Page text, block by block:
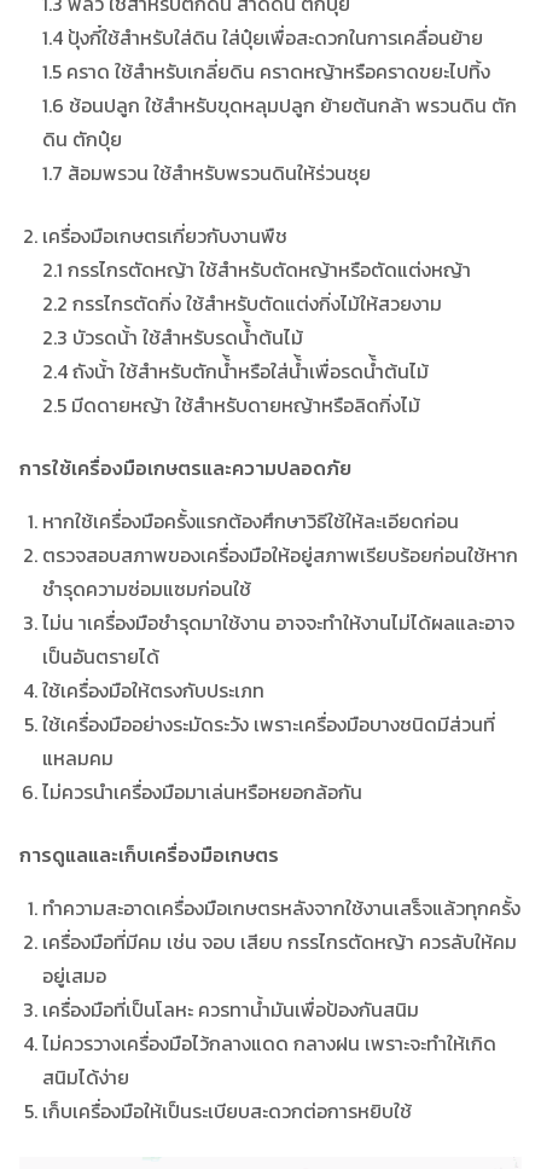
1.4 ปุ้งกี๋ใช้สำหรับใส่ดิน ใส่ปุ๋ยเพื่อสะดวกในการเคลื่อนย้าย
1.5 คราด ใช้สำหรับเกลี่ยดิน คราดหญ้าหรือคราดขยะไปทิ้ง
1.6 ช้อนปลูก ใช้สำหรับขุดหลุมปลูก ย้ายต้นกล้า พรวนดิน ตัก
ดิน ตักปุ๋ย
1.7 ส้อมพรวน ใช้สำหรับพรวนดินให้ร่วนชุย
เครื่องมือเกษตรเกี่ยวกับงานพืช
2.1 กรรไกรตัดหญ้า ใช้สำหรับตัดหญ้าหรือตัดแต่งหญ้า
2.2 กรรไกรตัดกิ่ง ใช้สำหรับตัดแต่งกิ่งไม้ให้สวยงาม
2.3 บัวรดน้้า ใช้สำหรับรดน้้ำต้นไม้
2.4 ถังน้้า ใช้สำหรับตักน้้ำหรือใส่น้้ำเพื่อรดน้้ำต้นไม้
2.5 มีดดายหญ้า ใช้สำหรับดายหญ้าหรือลิดกิ่งไม้
การใช้เครื่องมือเกษตรและความปลอดภัย
หากใช้เครื่องมือครั้งแรกต้องศึกษาวิธีใช้ให้ละเอียดก่อน
ตรวจสอบสภาพของเครื่องมือให้อยู่สภาพเรียบร้อยก่อนใช้หาก
ชำรุดความซ่อมแซมก่อนใช้
ไม่น าเครื่องมือชำรุดมาใช้งาน อาจจะทำให้งานไม่ได้ผลและอาจ
เป็นอันตรายได้
ใช้เครื่องมือให้ตรงกับประเภท
ใช้เครื่องมืออย่างระมัดระวัง เพราะเครื่องมือบางชนิดมีส่วนที่
แหลมคม
ไม่ควรนำเครื่องมือมาเล่นหรือหยอกล้อกัน
การดูแลและเก็บเครื่องมือเกษตร
ทำความสะอาดเครื่องมือเกษตรหลังจากใช้งานเสร็จแล้วทุกครั้ง
เครื่องมือที่มีคม เช่น จอบ เสียบ กรรไกรตัดหญ้า ควรลับให้คม
อยู่เสมอ
เครื่องมือที่เป็นโลหะ ควรทาน้ำมันเพื่อป้องกันสนิม
ไม่ควรวางเครื่องมือไว้กลางแดด กลางฝน เพราะจะทำให้เกิด
สนิมได้ง่าย
เก็บเครื่องมือให้เป็นระเบียบสะดวกต่อการหยิบใช้